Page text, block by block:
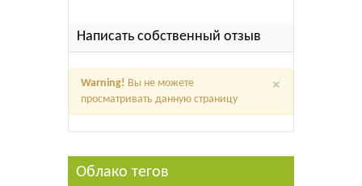
Написать собственный отзыв
×
Warning! Вы не можете
просматривать данную страницу
Облако тегов